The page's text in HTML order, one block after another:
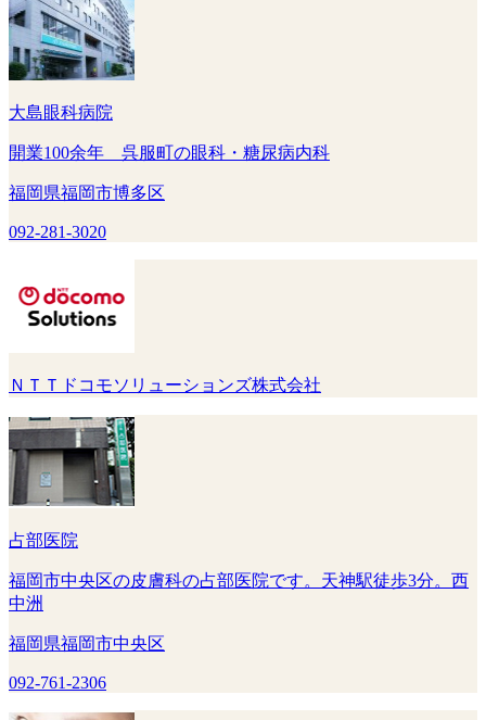
大島眼科病院
開業100余年 呉服町の眼科・糖尿病内科
福岡県福岡市博多区
092-281-3020
ＮＴＴドコモソリューションズ株式会社
占部医院
福岡市中央区の皮膚科の占部医院です。天神駅徒歩3分。西
中洲
福岡県福岡市中央区
092-761-2306